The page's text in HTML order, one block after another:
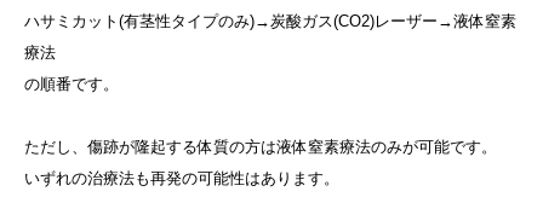
ハサミカット(有茎性タイプのみ)→炭酸ガス(CO2)レーザー→液体窒素
療法
の順番です。
ただし、傷跡が隆起する体質の方は液体窒素療法のみが可能です。
いずれの治療法も再発の可能性はあります。